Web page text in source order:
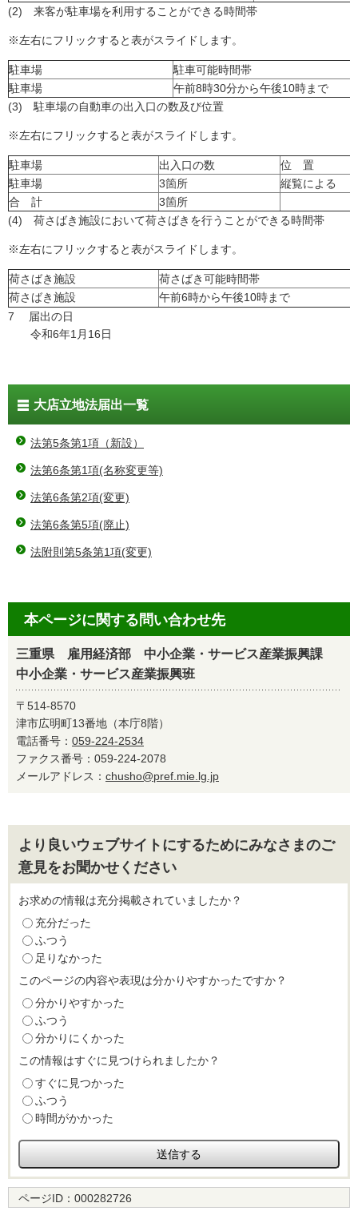
(2) 来客が駐車場を利用することができる時間帯
※左右にフリックすると表がスライドします。
駐車場
駐車可能時間帯
駐車場
午前8時30分から午後10時まで
(3) 駐車場の自動車の出入口の数及び位置
※左右にフリックすると表がスライドします。
駐車場 出入口の数
位 置
駐車場
3箇所
縦覧による
合 計
3箇所
(4) 荷さばき施設において荷さばきを行うことができる時間帯
※左右にフリックすると表がスライドします。
荷さばき施設
荷さばき可能時間帯
荷さばき施設
午前6時から午後10時まで
7 届出の日
令和6年1月16日
大店立地法届出一覧
法第5条第1項（新設）
法第6条第1項(名称変更等)
法第6条第2項(変更)
法第6条第5項(廃止)
法附則第5条第1項(変更)
本ページに関する問い合わせ先
三重県 雇用経済部 中小企業・サービス産業振興課
中小企業・サービス産業振興班
〒514-8570
津市広明町13番地（本庁8階）
電話番号： 059-224-2534
ファクス番号：059-224-2078
メールアドレス： chusho@pref.mie.lg.jp
より良いウェブサイトにするためにみなさまのご
意見をお聞かせください
お求めの情報は充分掲載されていましたか？
充分だった
ふつう
足りなかった
このページの内容や表現は分かりやすかったですか？
分かりやすかった
ふつう
分かりにくかった
この情報はすぐに見つけられましたか？
すぐに見つかった
ふつう
時間がかかった
ページID： 000282726